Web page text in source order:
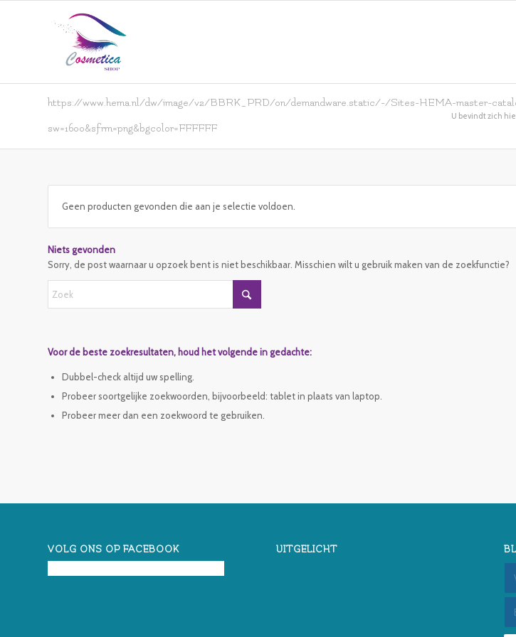
https://www.hema.nl/dw/image/v2/BBRK_PRD/on/demandware.static/-/Sites-HEMA-master-
sw=1600&sfrm=png&bgcolor=FFFFFF
U bevindt zich
Geen producten gevonden die aan je selectie voldoen.
Niets gevonden
Sorry, de post waarnaar u opzoek bent is niet beschikbaar. Misschien wilt u gebruik maken van de zoekfunctie?
Voor de beste zoekresultaten, houd het volgende in gedachte:
Dubbel-check altijd uw spelling.
Probeer soortgelijke zoekwoorden, bijvoorbeeld: tablet in plaats van laptop.
Probeer meer dan een zoekwoord te gebruiken.
VOLG ONS OP FACEBOOK UITGELICHT